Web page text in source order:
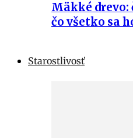
Mäkké drevo:
čo všetko sa
Starostlivosť